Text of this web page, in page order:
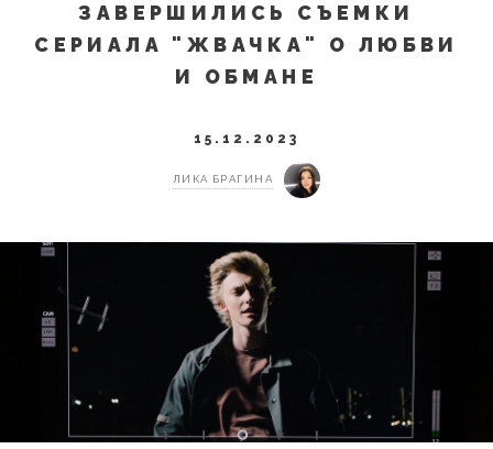
ЗАВЕРШИЛИСЬ СЪЕМКИ
СЕРИАЛА "ЖВАЧКА" О ЛЮБВИ
И ОБМАНЕ
15.12.2023
ЛИКА БРАГИНА